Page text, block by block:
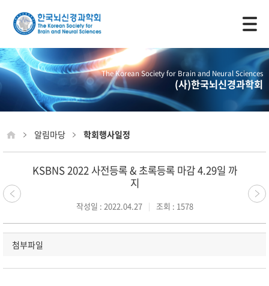
The Korean Society for Brain and Neural Sciences
(사)한국뇌신경과학회
알림마당 학회행사일정
KSBNS 2022 사전등록 & 초록등록 마감 4.29일 까
지
작성일 : 2022.04.27 조회 : 1578
첨부파일